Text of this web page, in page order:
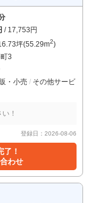
/ 17,753円
坪(55.29m2)
3
・小売
その他サービ
！
登録日：2026-08-06
了！
わせ